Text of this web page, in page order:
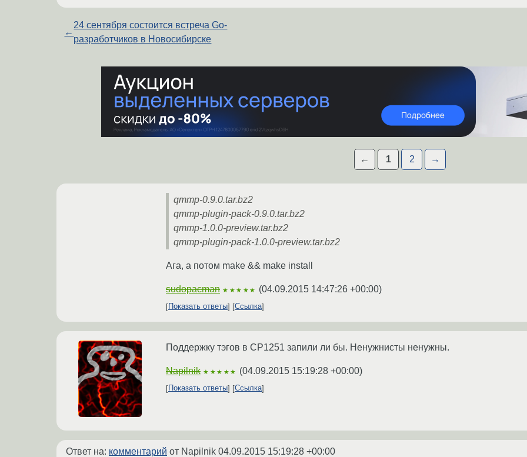
←
24 сентября состоится встреча Go-
разработчиков в Новосибирске
← 1 2 →
qmmp-0.9.0.tar.bz2
qmmp-plugin-pack-0.9.0.tar.bz2
qmmp-1.0.0-preview.tar.bz2
qmmp-plugin-pack-1.0.0-preview.tar.bz2
Ага, а потом make && make install
sudopacman ★★★★★ (04.09.2015 14:47:26 +00:00)
Показать ответы Ссылка
Поддержку тэгов в CP1251 запили ли бы. Ненужнисты ненужны.
Napilnik ★★★★★ (04.09.2015 15:19:28 +00:00)
Показать ответы Ссылка
Ответ на: комментарий от Napilnik 04.09.2015 15:19:28 +00:00